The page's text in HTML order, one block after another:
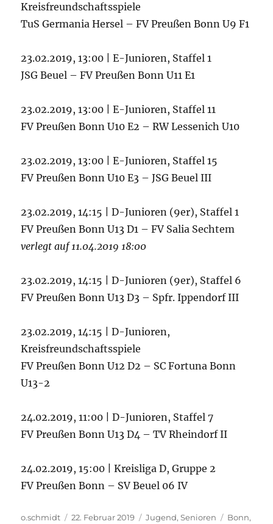
Kreisfreundschaftsspiele
TuS Germania Hersel – FV Preußen Bonn U9 F1
23.02.2019, 13:00 | E-Junioren, Staffel 1
JSG Beuel – FV Preußen Bonn U11 E1
23.02.2019, 13:00 | E-Junioren, Staffel 11
FV Preußen Bonn U10 E2 – RW Lessenich U10
23.02.2019, 13:00 | E-Junioren, Staffel 15
FV Preußen Bonn U10 E3 – JSG Beuel III
23.02.2019, 14:15 | D-Junioren (9er), Staffel 1
FV Preußen Bonn U13 D1 – FV Salia Sechtem
verlegt auf 11.04.2019 18:00
23.02.2019, 14:15 | D-Junioren (9er), Staffel 6
FV Preußen Bonn U13 D3 – Spfr. Ippendorf III
23.02.2019, 14:15 | D-Junioren,
Kreisfreundschaftsspiele
FV Preußen Bonn U12 D2 – SC Fortuna Bonn
U13-2
24.02.2019, 11:00 | D-Junioren, Staffel 7
FV Preußen Bonn U13 D4 – TV Rheindorf II
24.02.2019, 15:00 | Kreisliga D, Gruppe 2
FV Preußen Bonn – SV Beuel 06 IV
Autor
o.schmidt
Veröffentlicht
22. Februar 2019 Kategorien
Jugend,Senioren Bonn,